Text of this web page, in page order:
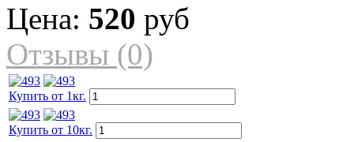
Цена: 520 руб
Отзывы (0)
Купить от 1кг.
Купить от 10кг.